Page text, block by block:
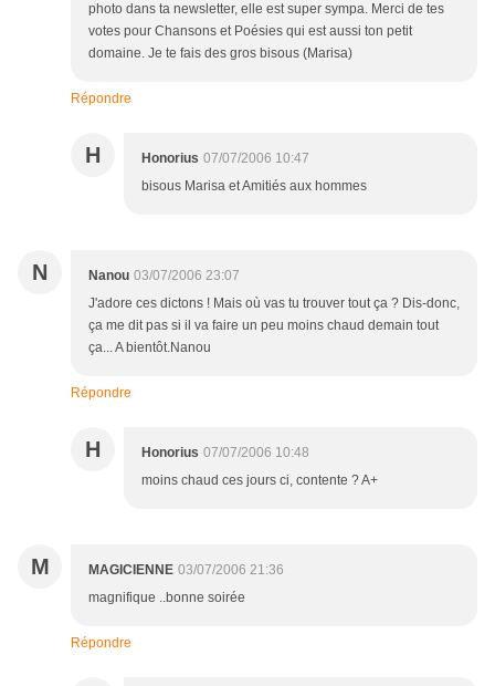
photo dans ta newsletter, elle est super sympa. Merci de tes
votes pour Chansons et Poésies qui est aussi ton petit
domaine. Je te fais des gros bisous (Marisa)
Répondre
H Honorius 07/07/2006 10:47
bisous Marisa et Amitiés aux hommes
N Nanou 03/07/2006 23:07
J'adore ces dictons ! Mais où vas tu trouver tout ça ? Dis-donc,
ça me dit pas si il va faire un peu moins chaud demain tout
ça... A bientôt.Nanou
Répondre
H Honorius 07/07/2006 10:48
moins chaud ces jours ci, contente ? A+
M MAGICIENNE 03/07/2006 21:36
magnifique ..bonne soirée
Répondre